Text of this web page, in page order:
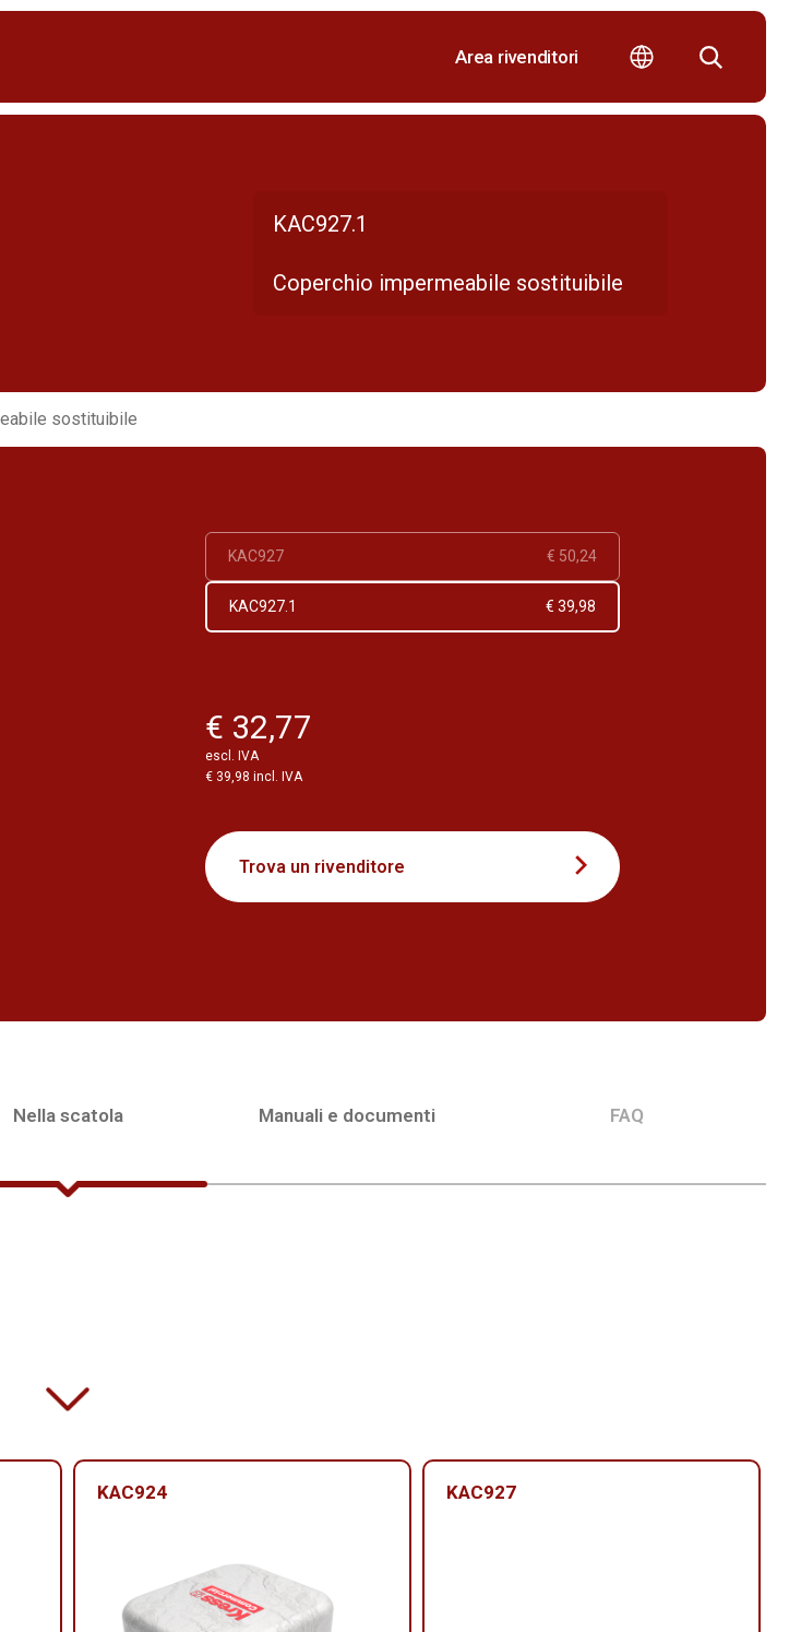
Area rivenditori
KAC927.1
Coperchio impermeabile sostituibile
sostituibile
KAC927 € 50,24
KAC927.1 € 39,98
€ 32,77
escl. IVA
€ 39,98 incl. IVA
Trova un rivenditore
Nella scatola Manuali e documenti FAQ
KAC924 KAC927